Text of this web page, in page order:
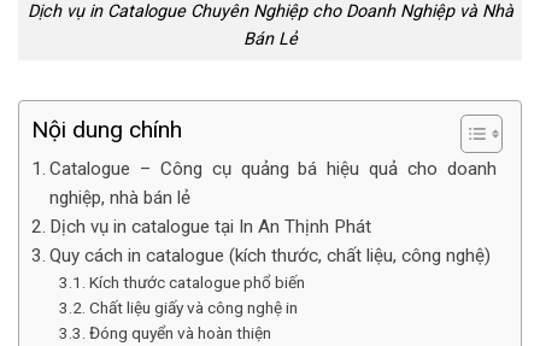
Dịch vụ in Catalogue Chuyên Nghiệp cho Doanh Nghiệp và Nhà
Bán Lẻ
Nội dung chính
Catalogue – Công cụ quảng bá hiệu quả cho doanh
nghiệp, nhà bán lẻ
Dịch vụ in catalogue tại In An Thịnh Phát
Quy cách in catalogue (kích thước, chất liệu, công nghệ)
Kích thước catalogue phổ biến
Chất liệu giấy và công nghệ in
Đóng quyển và hoàn thiện